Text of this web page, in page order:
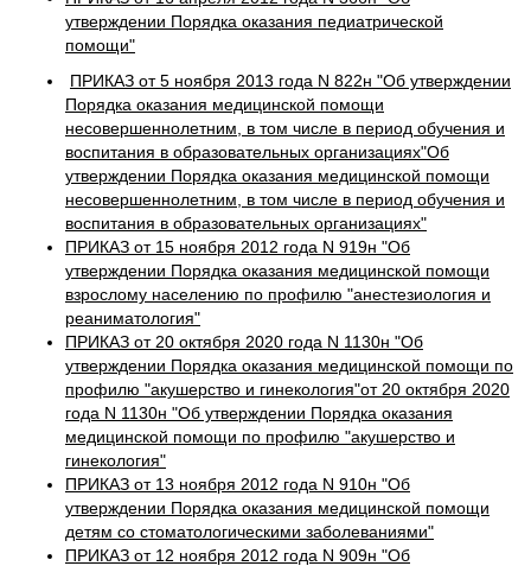
утверждении Порядка оказания педиатрической
помощи"
ПРИКАЗ от 5 ноября 2013 года N 822н "Об утверждении
Порядка оказания медицинской помощи
несовершеннолетним, в том числе в период обучения и
воспитания в образовательных организациях"Об
утверждении Порядка оказания медицинской помощи
несовершеннолетним, в том числе в период обучения и
воспитания в образовательных организациях"
ПРИКАЗ от 15 ноября 2012 года N 919н "Об
утверждении Порядка оказания медицинской помощи
взрослому населению по профилю "анестезиология и
реаниматология"
ПРИКАЗ от 20 октября 2020 года N 1130н "Об
утверждении Порядка оказания медицинской помощи по
профилю "акушерство и гинекология"от 20 октября 2020
года N 1130н "Об утверждении Порядка оказания
медицинской помощи по профилю "акушерство и
гинекология"
ПРИКАЗ от 13 ноября 2012 года N 910н "Об
утверждении Порядка оказания медицинской помощи
детям со стоматологическими заболеваниями"
ПРИКАЗ от 12 ноября 2012 года N 909н "Об